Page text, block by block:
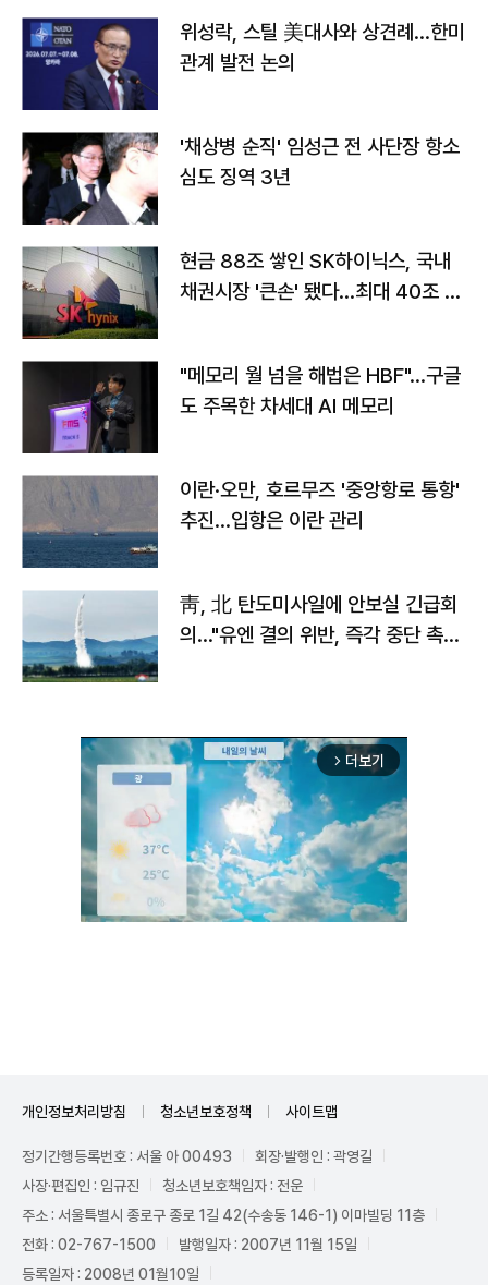
위성락, 스틸 美대사와 상견례…한미
관계 발전 논의
'채상병 순직' 임성근 전 사단장 항소
심도 징역 3년
현금 88조 쌓인 SK하이닉스, 국내
채권시장 '큰손' 됐다…최대 40조 투
"메모리 월 넘을 해법은 HBF"…구글
도 주목한 차세대 AI 메모리
이란·오만, 호르무즈 '중앙항로 통항'
추진…입항은 이란 관리
靑, 北 탄도미사일에 안보실 긴급회
의…"유엔 결의 위반, 즉각 중단 촉
arrow_forward_ios 더보기
개인정보처리방침 청소년보호정책 사이트맵
정기간행등록번호 : 서울 아 00493
회장·발행인 : 곽영길
사장·편집인 : 임규진
청소년보호책임자 : 전운
주소 : 서울특별시 종로구 종로 1길 42(수송동 146-1) 이마빌딩 11층
전화 : 02-767-1500
발행일자 : 2007년 11월 15일
등록일자 : 2008년 01월10일